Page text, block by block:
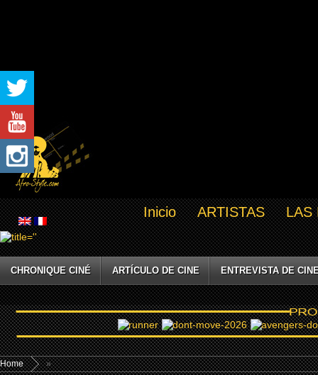
Inicio ARTISTAS LAS
CHRONIQUE CINÉ ARTÍCULO DE CINE ENTREVISTA DE
Home »